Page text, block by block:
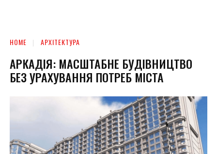
HOME АРХІТЕКТУРА
АРКАДІЯ: МАСШТАБНЕ БУДІВНИЦТВО
БЕЗ УРАХУВАННЯ ПОТРЕБ МІСТА